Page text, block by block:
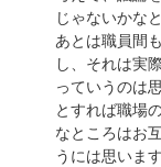
じゃないかな
あとは職員間
し、それは実
っていうのは
とすれば職場
なところはお
うには思いま